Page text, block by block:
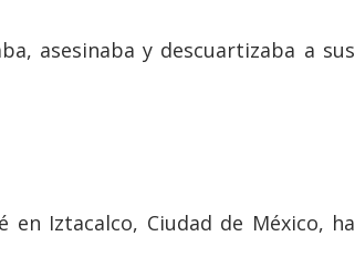
Iztacalco, Ciudad de México, ha